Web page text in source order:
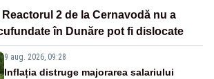
2 de la Cernavodă nu a
în Dunăre pot fi dislocate
9 aug. 2026, 09:28
Inflația distruge majorarea salariului